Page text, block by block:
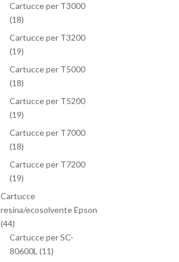
Cartucce per T3000
(18)
Cartucce per T3200
(19)
Cartucce per T5000
(18)
Cartucce per T5200
(19)
Cartucce per T7000
(18)
Cartucce per T7200
(19)
Cartucce
resina/ecosolvente Epson
(44)
Cartucce per SC-
80600L (11)